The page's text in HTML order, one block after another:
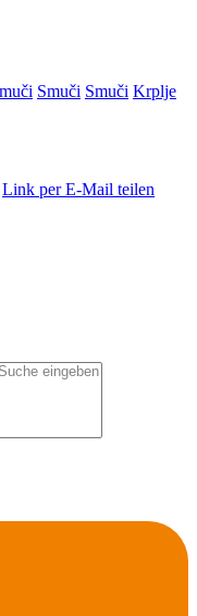
Smuči Smuči Krplje
Link per E-Mail teilen